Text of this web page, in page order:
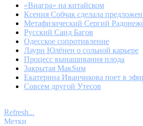
«Виагра» на китайском
Ксения Собчак сделала
Метафизический Сергий
Русский Саид Багов
Одесское сопротивление
Лаури Юлёнен о сольной карьере
Процесс вынашивания плода
Закрытая МакSим
Екатерина Иванчикова поет в
Совсем другой Утесов
Refresh...
Метки